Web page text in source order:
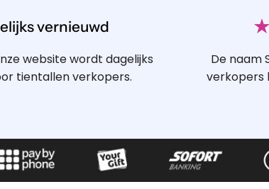
vernieuwd
website wordt dagelijks
tientallen verkopers.
★
De naam
verkopers